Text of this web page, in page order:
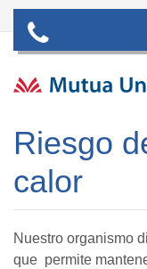
Riesgo
calor
Nuestro organismo
que permite